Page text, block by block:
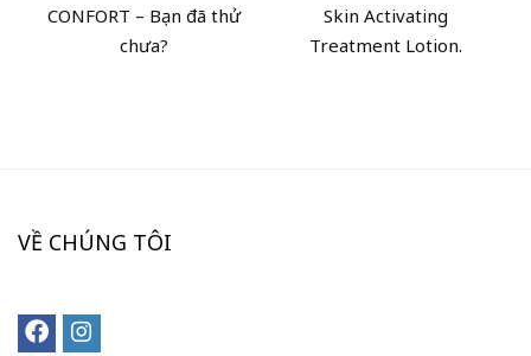
CONFORT – Bạn đã thử
chưa?
Skin Activating
Treatment Lotion.
VỀ CHÚNG TÔI